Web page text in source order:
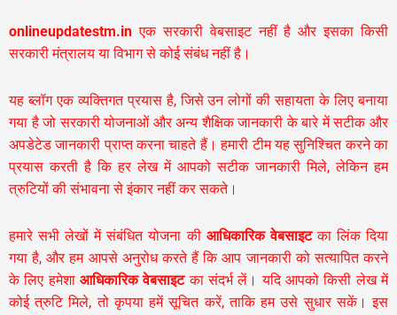
onlineupdatestm.in एक सरकारी वेबसाइट नहीं है और इसका किसी
सरकारी मंत्रालय या विभाग से कोई संबंध नहीं है।
यह ब्लॉग एक व्यक्तिगत प्रयास है, जिसे उन लोगों की सहायता के लिए बनाया
गया है जो सरकारी योजनाओं और अन्य शैक्षिक जानकारी के बारे में सटीक और
अपडेटेड जानकारी प्राप्त करना चाहते हैं। हमारी टीम यह सुनिश्चित करने का
प्रयास करती है कि हर लेख में आपको सटीक जानकारी मिले, लेकिन हम
त्रुटियों की संभावना से इंकार नहीं कर सकते।
हमारे सभी लेखों में संबंधित योजना की आधिकारिक वेबसाइटका लिंक दिया
गया है, और हम आपसे अनुरोध करते हैं कि आप जानकारी को सत्यापित करने
के लिए हमेशा आधिकारिक वेबसाइटका संदर्भ लें। यदि आपको किसी लेख में
कोई त्रुटि मिले, तो कृपया हमें सूचित करें, ताकि हम उसे सुधार सकें। इस